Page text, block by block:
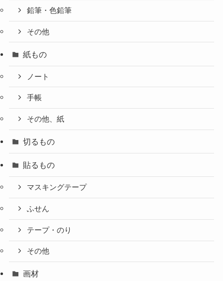
鉛筆・色鉛筆
その他
紙もの
ノート
手帳
その他、紙
切るもの
貼るもの
マスキングテープ
ふせん
テープ・のり
その他
画材